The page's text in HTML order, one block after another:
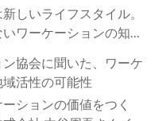
しいライフスタイル。
ワーケーションの知ら
協会に聞いた、ワーケ
活性の可能性
ションの価値をつく